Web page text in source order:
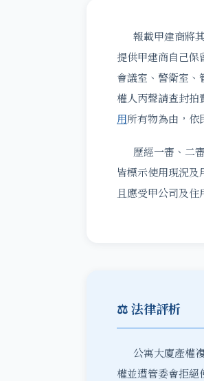
報載甲建商將其
提供甲建商自己保
會議室、警衛室
權人丙聲請查封拍
用所有物為由，依
歷經一審、二審
皆標示使用現況及
且應受甲公司及
⚖️ 法律評析
公寓大廈產權
權並遭管委會拒絕